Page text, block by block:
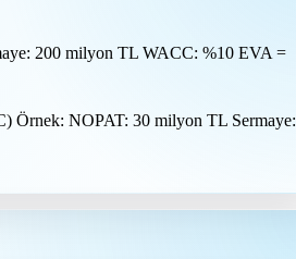
200 milyon TL WACC: %10 EVA =
Örnek: NOPAT: 30 milyon TL Sermaye: